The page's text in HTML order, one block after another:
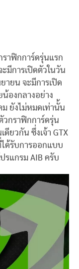
ราฟิกการ์ดรุ่นแรก
มีการเปิดตัวในวัน
ายน จะมีการเปิด
น้องกลางอย่าง
ม ยังไม่หมดเท่านั้น
วกราฟิกการ์ดรุ่น
ดียวกัน ซึ่งเจ้า GTX
ด้รับการออกแบบ
รแกรม AIB ครับ